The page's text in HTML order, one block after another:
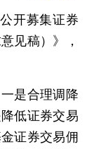
开募集证券
见稿）》，
是合理调降
低证券交易
证券交易佣